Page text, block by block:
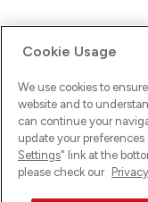
Ups! Da ist was
versuche es erneut.
Cookie Usage
We use cookies to
website and to
can continue your
update your
Settings" link at the
please check our